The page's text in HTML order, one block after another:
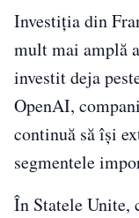
Investiția din
mult mai amplă
investit deja
OpenAI,
continuă să își
segmentele
În Statele Unite,